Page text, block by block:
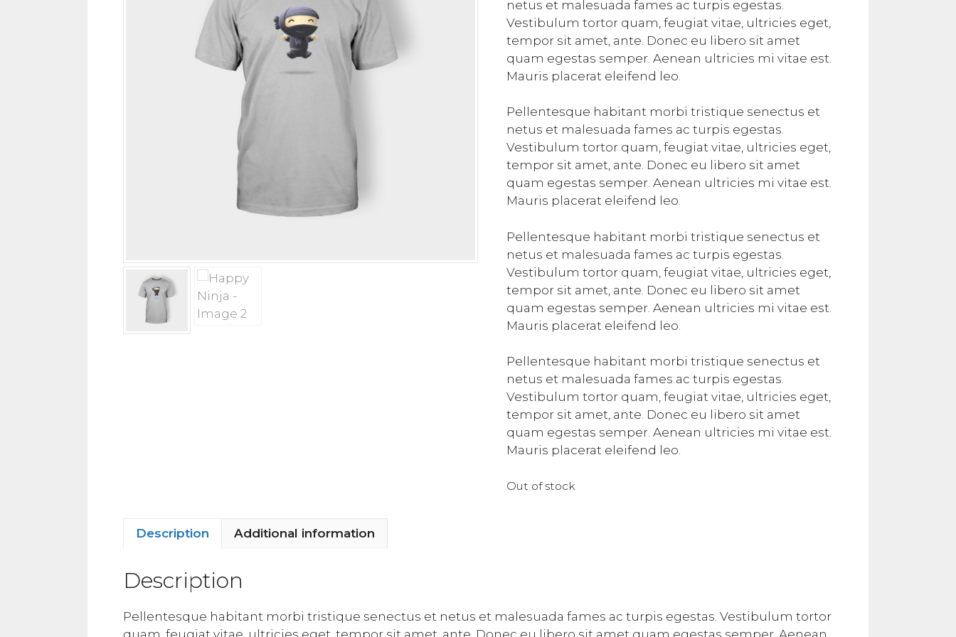
netus et malesuada fames ac turpis egestas.
Vestibulum tortor quam, feugiat vitae, ultricies eget,
tempor sit amet, ante. Donec eu libero sit amet
quam egestas semper. Aenean ultricies mi vitae est.
Mauris placerat eleifend leo.
Pellentesque habitant morbi tristique senectus et
netus et malesuada fames ac turpis egestas.
Vestibulum tortor quam, feugiat vitae, ultricies eget,
tempor sit amet, ante. Donec eu libero sit amet
quam egestas semper. Aenean ultricies mi vitae est.
Mauris placerat eleifend leo.
Pellentesque habitant morbi tristique senectus et
netus et malesuada fames ac turpis egestas.
Vestibulum tortor quam, feugiat vitae, ultricies eget,
tempor sit amet, ante. Donec eu libero sit amet
quam egestas semper. Aenean ultricies mi vitae est.
Mauris placerat eleifend leo.
Pellentesque habitant morbi tristique senectus et
netus et malesuada fames ac turpis egestas.
Vestibulum tortor quam, feugiat vitae, ultricies eget,
tempor sit amet, ante. Donec eu libero sit amet
quam egestas semper. Aenean ultricies mi vitae est.
Mauris placerat eleifend leo.
Out of stock
Description Additional information
Description
Pellentesque habitant morbi tristique senectus et netus et malesuada fames ac turpis egestas. Vestibulum tortor
quam, feugiat vitae, ultricies eget, tempor sit amet, ante. Donec eu libero sit amet quam egestas semper. Aenean